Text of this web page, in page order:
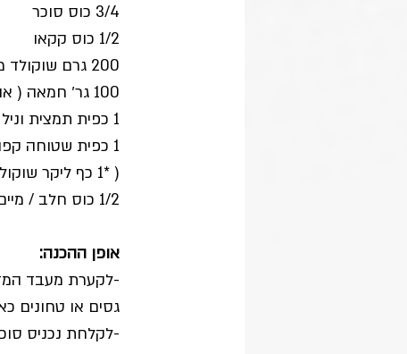
3/4 כוס סוכר
1/2 כוס קקאו
200 גרם שוקולד מריר חלבי או פרווה
100 גר׳ חמאה ( או חצי כוס שמן)
1 כפית תמצית וניל
1 כפית שטוחה קפה מגורען- לא חובה.
( *1 כף ליקר שוקולד/קפה)- לילדים גדולים.
1/2 כוס חלב / מיים
אופן ההכנה:
-לקערת מעבד
גסים או טחונים
-לקלחת נכניס